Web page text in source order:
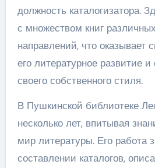
должность каталогизатора.
с множеством книг
направлений, что оказывает
его литературное развитие
своего собственного стиля.
В Пушкинской библиотеке
несколько лет, впитывая
мир литературы. Его работа
составлении каталогов,